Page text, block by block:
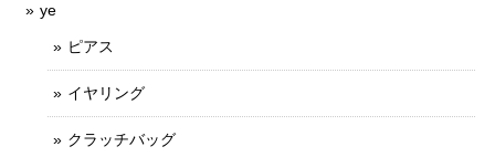
ye
ピアス
イヤリング
クラッチバッグ